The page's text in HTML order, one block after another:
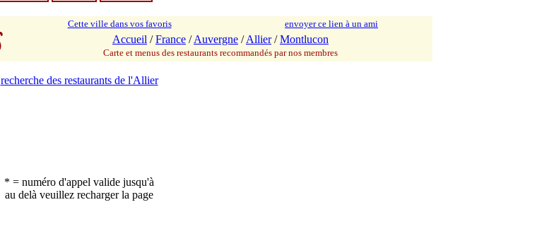
Cette ville dans vos favoris envoyer ce lien à un ami
Accueil /France /Auvergne /Allier/Montlucon
Carte et menus des restaurants recommandés par nos membres
recherche des restaurants de l'Allier
* = numéro d'appel valide jusqu'à
au delà veuillez recharger la page